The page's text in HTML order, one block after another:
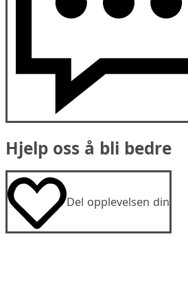
Hjelp oss å bli bedre
Del opplevelsen din